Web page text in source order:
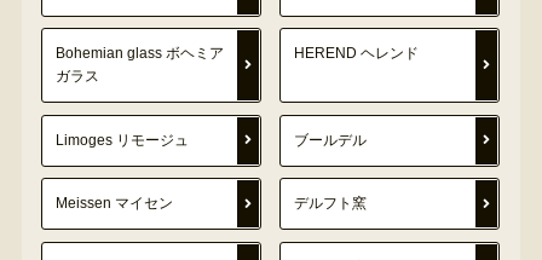
Bohemian glass ボヘミア
ガラス
HEREND ヘレンド
Limoges リモージュ ブールデル
Meissen マイセン デルフト窯